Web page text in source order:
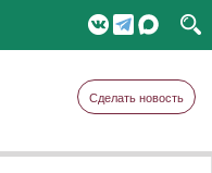
Сделать новость